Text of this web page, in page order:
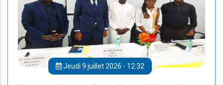
Jeudi 9 juillet 2026 - 12:32